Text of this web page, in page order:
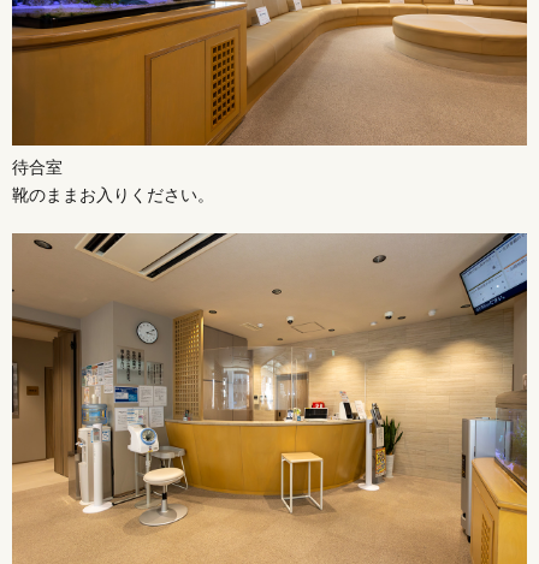
待合室
靴のままお入りください。